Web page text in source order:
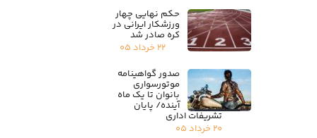
حکم نهایی چهار
ورزشکار ایرانی در
کره صادر شد
۲۲ خرداد ۰۵
صدور گواهینامه
موتورسواری
بانوان تا یک ماه
آینده/ پایان
تشریفات اداری
۲۰ خرداد ۰۵